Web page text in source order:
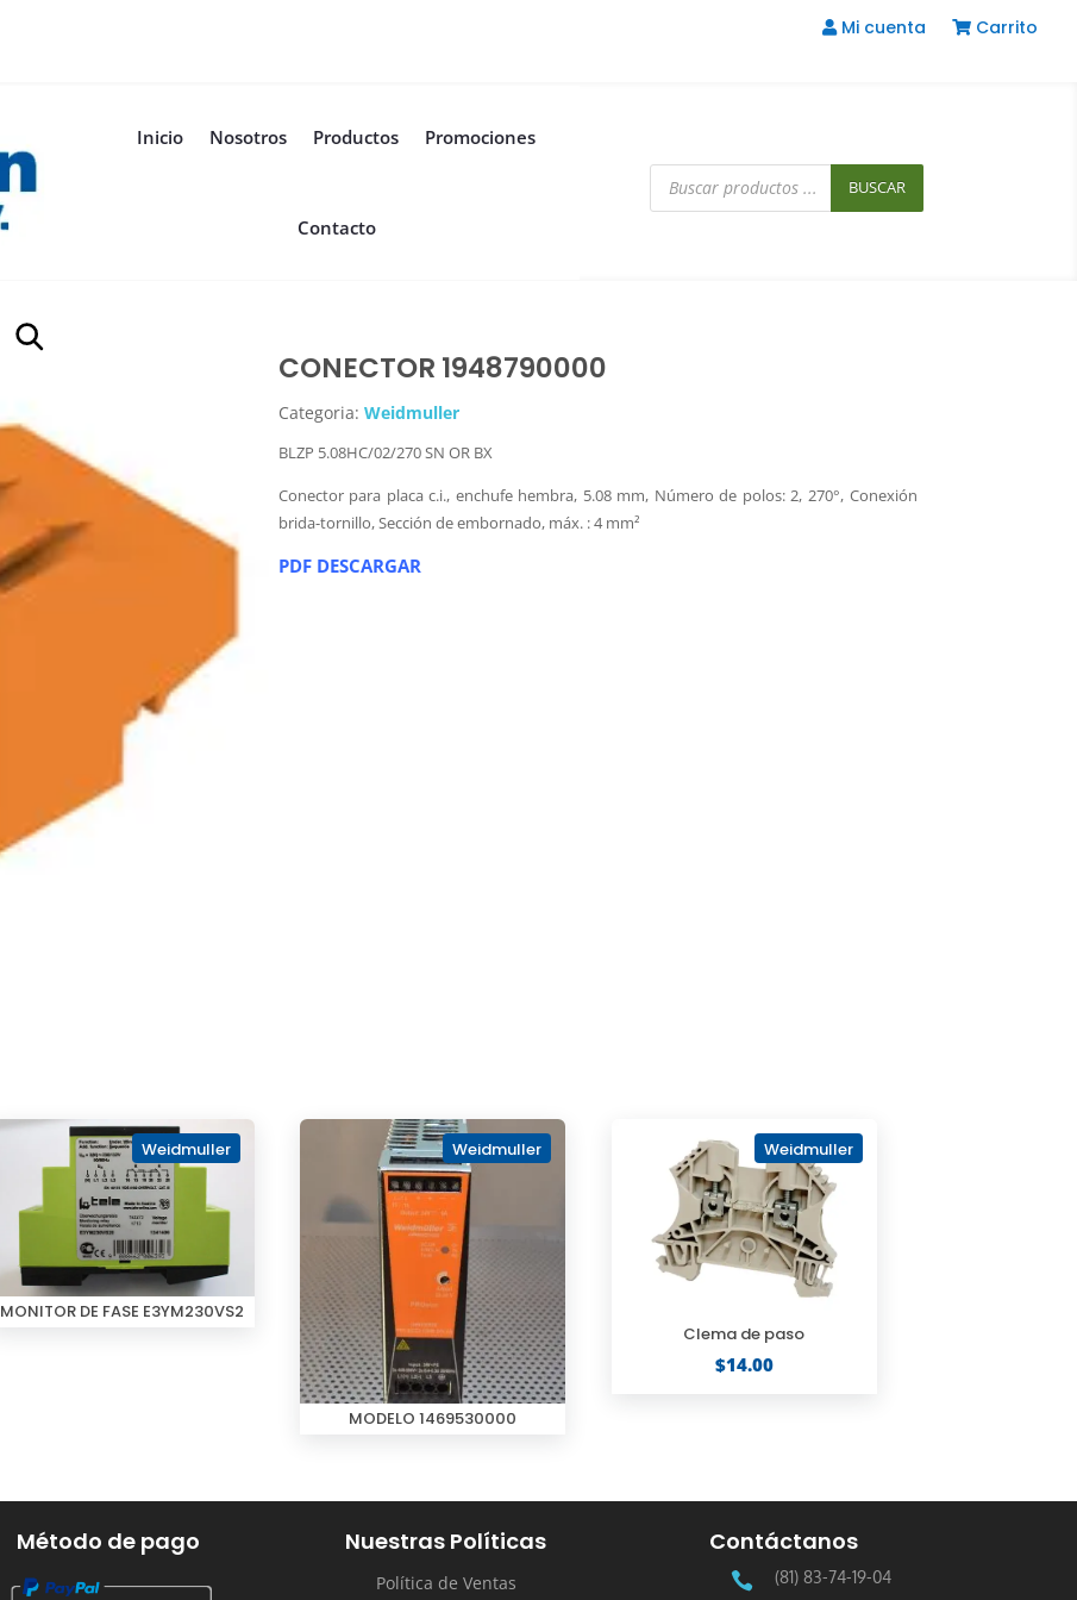
Mi cuenta Carrito
Inicio Nosotros Productos Promociones
Contacto
Búsqueda
productos
BUSCAR
CONECTOR 1948790000
Categoria: Weidmuller
BLZP 5.08HC/02/270 SN OR BX
Conector para placa c.i., enchufe hembra, 5.08 mm, Número de polos: 2, 270°, Conexión
brida-tornillo, Sección de embornado, máx. : 4 mm²
PDF DESCARGAR
Weidmuller
MONITOR DE FASE E3YM230VS2
Weidmuller
MODELO 1469530000
Weidmuller
Clema de paso
$14.00
Método de pago Nuestras Políticas
Política de Ventas
Contáctanos
 (81) 83-74-19-04